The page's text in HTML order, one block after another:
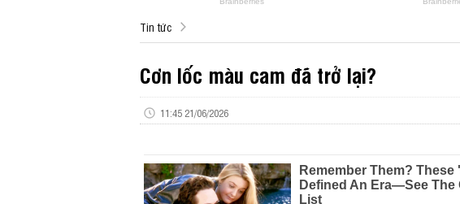
Tin tức
Cơn lốc màu cam đã trở lại?
11:45 21/06/2026